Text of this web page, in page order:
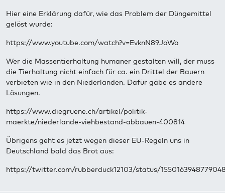
Hier eine Erklärung dafür, wie das Problem der Düngemittel
gelöst wurde:
https://www.youtube.com/watch?v=EvknN89JoWo
Wer die Massentierhaltung humaner gestalten will, der muss
die Tierhaltung nicht einfach für ca. ein Drittel der Bauern
verbieten wie in den Niederlanden. Dafür gäbe es andere
Lösungen.
https://www.diegruene.ch/artikel/politik-
maerkte/niederlande-viehbestand-abbauen-400814
Übrigens geht es jetzt wegen dieser EU-Regeln uns in
Deutschland bald das Brot aus:
https://twitter.com/rubberduck12103/status/